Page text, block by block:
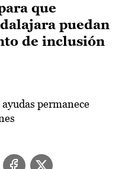
que
puedan
de inclusión
permanece